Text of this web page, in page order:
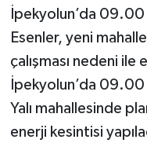
İpekyolun’da
Esenler, yeni
çalışması nedeni ile
İpekyolun’da
Yalı mahallesinde
enerji kesintisi